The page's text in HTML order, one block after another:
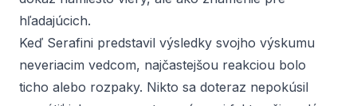
hľadajúcich.
Keď Serafini predstavil výsledky svojho výskumu
neveriacim vedcom, najčastejšou reakciou bolo
ticho alebo rozpaky. Nikto sa doteraz nepokúsil